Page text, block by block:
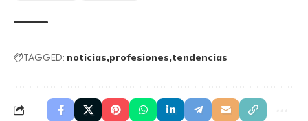
TAGGED: noticias profesiones tendencias